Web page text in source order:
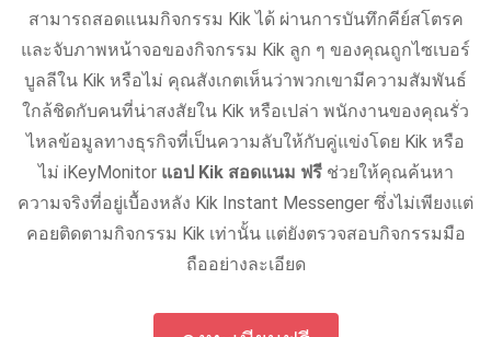
สามารถสอดแนมกิจกรรม Kik ได้ ผ่านการบันทึกคีย์สโตรค
และจับภาพหน้าจอของกิจกรรม Kik ลูก ๆ ของคุณถูกไซเบอร์
บูลลีใน Kik หรือไม่ คุณสังเกตเห็นว่าพวกเขามีความสัมพันธ์
ใกล้ชิดกับคนที่น่าสงสัยใน Kik หรือเปล่า พนักงานของคุณรั่ว
ไหลข้อมูลทางธุรกิจที่เป็นความลับให้กับคู่แข่งโดย Kik หรือ
ไม่ iKeyMonitor แอป Kik สอดแนม ฟรีช่วยให้คุณค้นหา
ความจริงที่อยู่เบื้องหลัง Kik Instant Messenger ซึ่งไม่เพียงแต่
คอยติดตามกิจกรรม Kik เท่านั้น แต่ยังตรวจสอบกิจกรรมมือ
ถืออย่างละเอียด